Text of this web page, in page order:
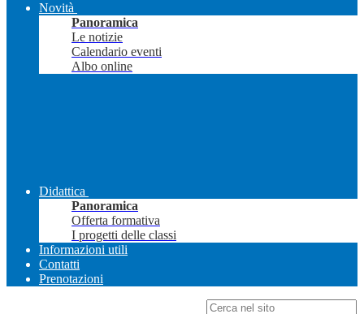
Novità
Panoramica
Le notizie
Calendario eventi
Albo online
Didattica
Panoramica
Offerta formativa
I progetti delle classi
Informazioni utili
Contatti
Prenotazioni